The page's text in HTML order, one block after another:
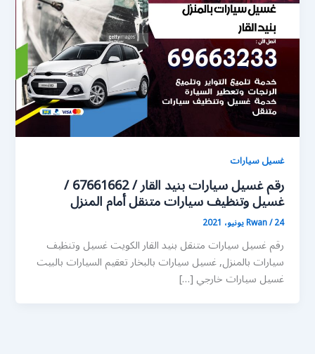
غسيل سيارات
رقم غسيل سيارات بنيد القار / 67661662 /
غسيل وتنظيف سيارات متنقل أمام المنزل
Rwan/24 يونيو، 2021
رقم غسيل سيارات متنقل بنيد القار الكويت غسيل وتنظيف
سيارات بالمنزل, غسيل سيارات بالبخار تعقيم السيارات بالبيت
غسيل سيارات خارجي […]